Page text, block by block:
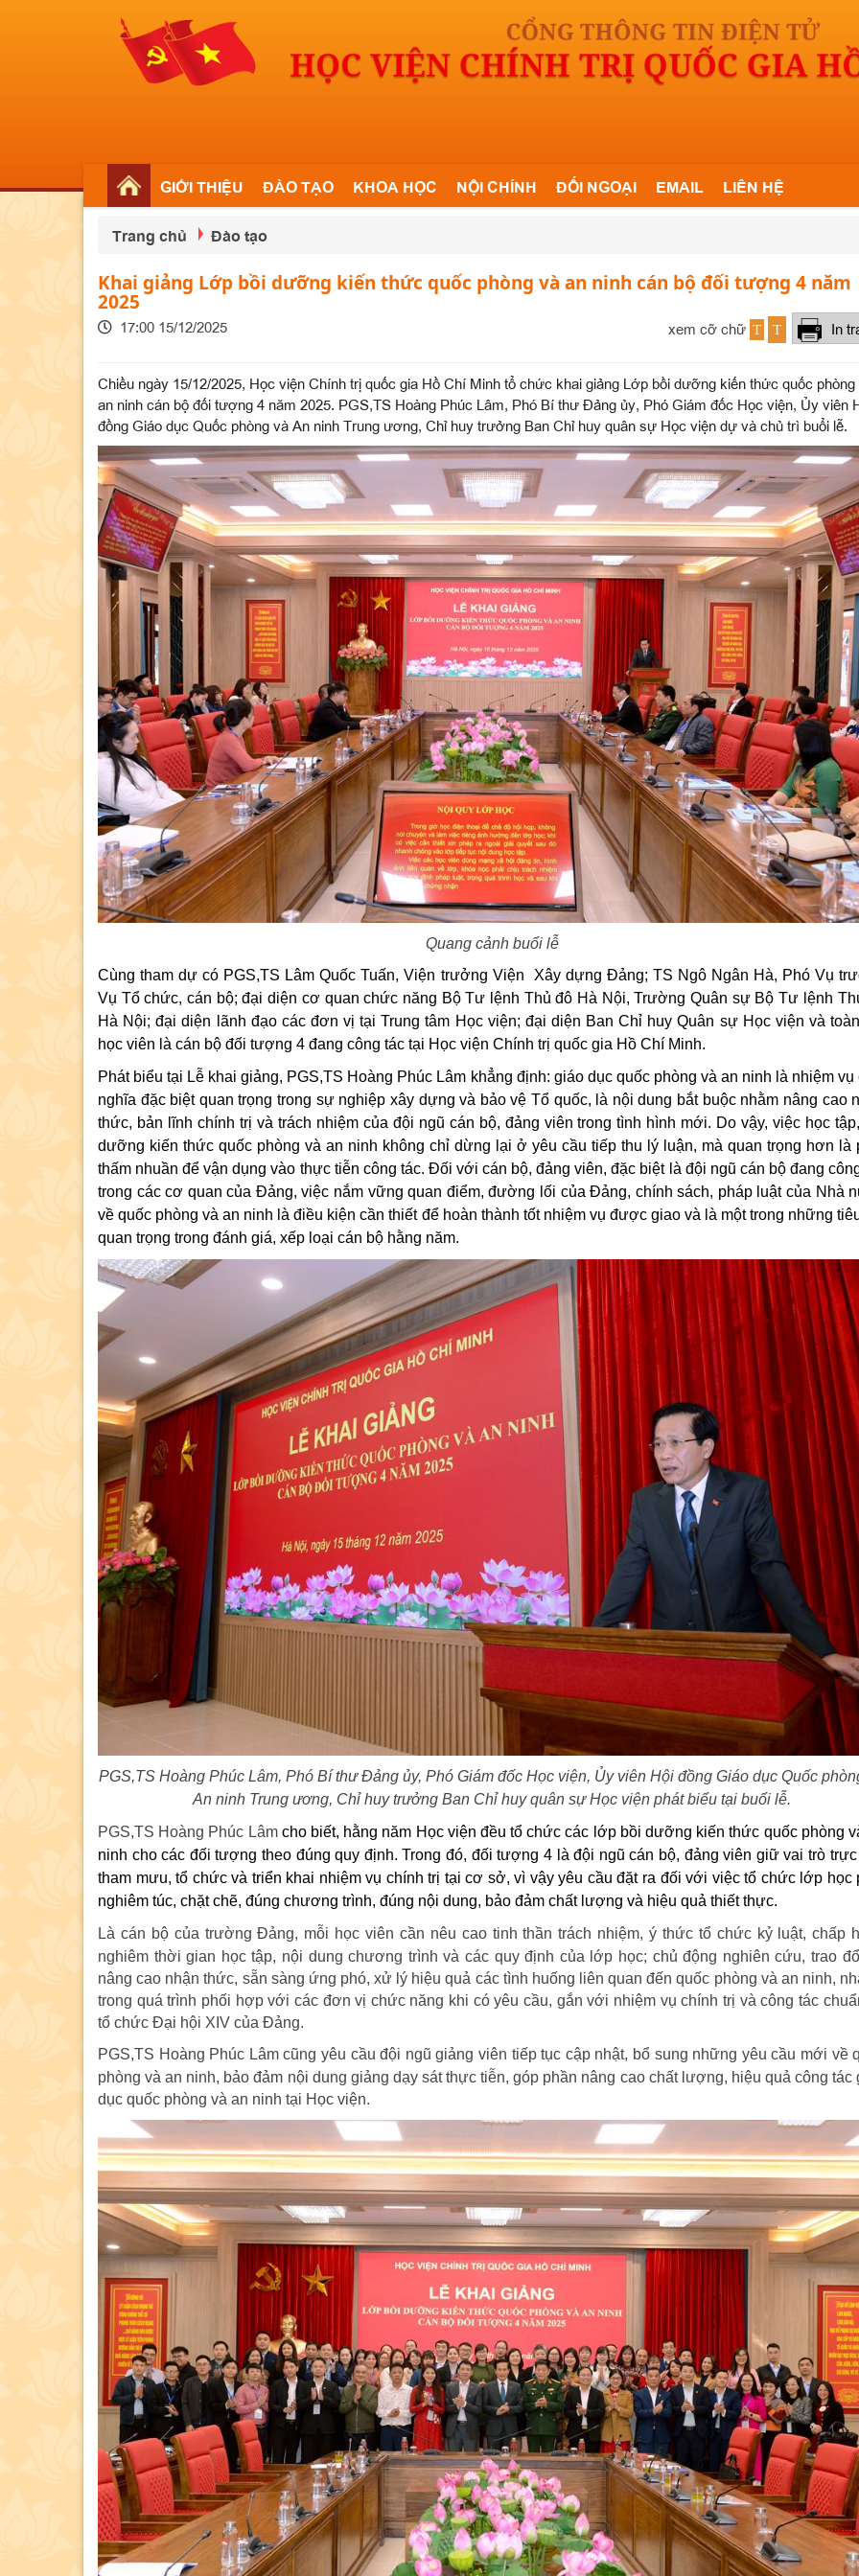
GIỚI THIỆU ĐÀO TẠO KHOA HỌC NỘI CHÍNH ĐỐI NGOẠI EMAIL LIÊN HỆ
Trang chủ Đào tạo
Khai giảng Lớp bồi dưỡng kiến thức quốc phòng và an ninh cán bộ đối tượng 4 năm
2025
17:00 15/12/2025 xem cỡ chữ T T In
Chiều ngày 15/12/2025, Học viện Chính trị quốc gia Hồ Chí Minh tổ chức khai giảng Lớp bồi dưỡng kiến thức quốc phòng
an ninh cán bộ đối tượng 4 năm 2025. PGS,TS Hoàng Phúc Lâm, Phó Bí thư Đảng ủy, Phó Giám đốc Học viện, Ủy viên
đồng Giáo dục Quốc phòng và An ninh Trung ương, Chỉ huy trưởng Ban Chỉ huy quân sự Học viện dự và chủ trì buổi lễ.
Quang cảnh buổi lễ
Cùng tham dự có PGS,TS Lâm Quốc Tuấn, Viện trưởng Viện Xây dựng Đảng; TS Ngô Ngân Hà, Phó Vụ
Vụ Tổ chức, cán bộ; đại diện cơ quan chức năng Bộ Tư lệnh Thủ đô Hà Nội, Trường Quân sự Bộ Tư lệnh
Hà Nội; đại diện lãnh đạo các đơn vị tại Trung tâm Học viện; đại diện Ban Chỉ huy Quân sự Học viện và
học viên là cán bộ đối tượng 4 đang công tác tại Học viện Chính trị quốc gia Hồ Chí Minh.
Phát biểu tại Lễ khai giảng, PGS,TS Hoàng Phúc Lâm khẳng định: giáo dục quốc phòng và an ninh là nhiệm vụ
nghĩa đặc biệt quan trọng trong sự nghiệp xây dựng và bảo vệ Tổ quốc, là nội dung bắt buộc nhằm nâng cao
thức, bản lĩnh chính trị và trách nhiệm của đội ngũ cán bộ, đảng viên trong tình hình mới. Do vậy, việc học
dưỡng kiến thức quốc phòng và an ninh không chỉ dừng lại ở yêu cầu tiếp thu lý luận, mà quan trọng hơn là
thấm nhuần để vận dụng vào thực tiễn công tác. Đối với cán bộ, đảng viên, đặc biệt là đội ngũ cán bộ đang
trong các cơ quan của Đảng, việc nắm vững quan điểm, đường lối của Đảng, chính sách, pháp luật của Nhà
về quốc phòng và an ninh là điều kiện cần thiết để hoàn thành tốt nhiệm vụ được giao và là một trong những
quan trọng trong đánh giá, xếp loại cán bộ hằng năm.
PGS,TS Hoàng Phúc Lâm, Phó Bí thư Đảng ủy, Phó Giám đốc Học viện, Ủy viên Hội đồng Giáo dục Quốc
An ninh Trung ương, Chỉ huy trưởng Ban Chỉ huy quân sự Học viện phát biểu tại buổi lễ.
PGS,TS Hoàng Phúc Lâm cho biết, hằng năm Học viện đều tổ chức các lớp bồi dưỡng kiến thức quốc phòng
ninh cho các đối tượng theo đúng quy định. Trong đó, đối tượng 4 là đội ngũ cán bộ, đảng viên giữ vai trò
tham mưu, tổ chức và triển khai nhiệm vụ chính trị tại cơ sở, vì vậy yêu cầu đặt ra đối với việc tổ chức lớp học
nghiêm túc, chặt chẽ, đúng chương trình, đúng nội dung, bảo đảm chất lượng và hiệu quả thiết thực.
Là cán bộ của trường Đảng, mỗi học viên cần nêu cao tinh thần trách nhiệm, ý thức tổ chức kỷ luật, chấp
nghiêm thời gian học tập, nội dung chương trình và các quy định của lớp học; chủ động nghiên cứu, trao
nâng cao nhận thức, sẵn sàng ứng phó, xử lý hiệu quả các tình huống liên quan đến quốc phòng và an ninh,
trong quá trình phối hợp với các đơn vị chức năng khi có yêu cầu, gắn với nhiệm vụ chính trị và công tác
tổ chức Đại hội XIV của Đảng.
PGS,TS Hoàng Phúc Lâm cũng yêu cầu đội ngũ giảng viên tiếp tục cập nhật, bổ sung những yêu cầu mới về
phòng và an ninh, bảo đảm nội dung giảng dạy sát thực tiễn, góp phần nâng cao chất lượng, hiệu quả công tác
dục quốc phòng và an ninh tại Học viện.